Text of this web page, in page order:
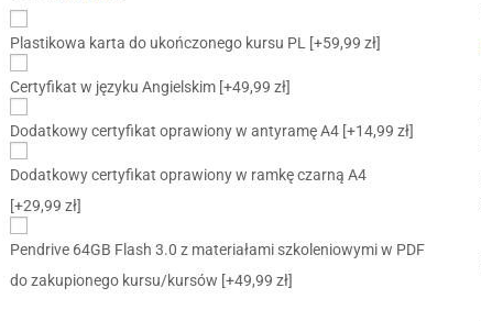
Plastikowa karta do ukończonego kursu PL [+59,99 zł]
Certyfikat w języku Angielskim [+49,99 zł]
Dodatkowy certyfikat oprawiony w antyramę A4 [+14,99 zł]
Dodatkowy certyfikat oprawiony w ramkę czarną A4
[+29,99 zł]
Pendrive 64GB Flash 3.0 z materiałami szkoleniowymi w PDF
do zakupionego kursu/kursów [+49,99 zł]